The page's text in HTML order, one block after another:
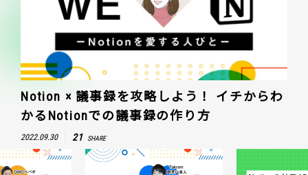
Notion × 議事録を攻略しよう！ イチからわ
かるNotionでの議事録の作り方
2022.09.30 21 SHARE